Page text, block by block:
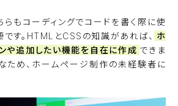
らもコーディングでコードを書く際に使
です。HTMLとCSSの知識があれば、 ホ
や追加したい機能を自在に作成 できま
ため、ホームページ制作の未経験者に